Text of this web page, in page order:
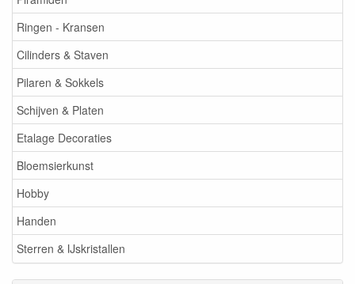
Ringen - Kransen
Cilinders & Staven
Pilaren & Sokkels
Schijven & Platen
Etalage Decoraties
Bloemsierkunst
Hobby
Handen
Sterren & IJskristallen